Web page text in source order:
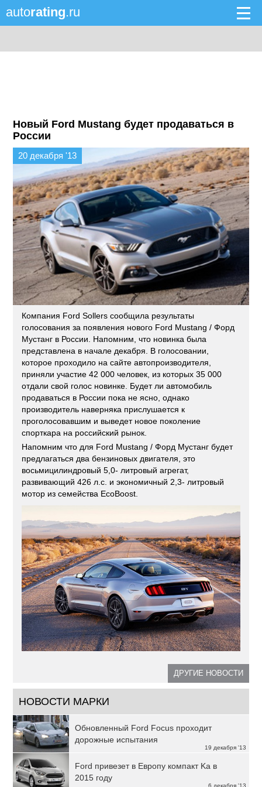
autorating.ru
Новый Ford Mustang будет продаваться в
России
20 декабря '13
Компания Ford Sollers сообщила результаты
голосования за появления нового Ford Mustang / Форд
Мустанг в России. Напомним, что новинка была
представлена в начале декабря. В голосовании,
которое проходило на сайте автопроизводителя,
приняли участие 42 000 человек, из которых 35 000
отдали свой голос новинке. Будет ли автомобиль
продаваться в России пока не ясно, однако
производитель наверняка прислушается к
проголосовавшим и выведет новое поколение
спорткара на российский рынок.
Напомним что для Ford Mustang / Форд Мустанг будет
предлагаться два бензиновых двигателя, это
восьмицилиндровый 5,0- литровый агрегат,
развивающий 426 л.с. и экономичный 2,3- литровый
мотор из семейства EcoBoost.
ДРУГИЕ НОВОСТИ
НОВОСТИ МАРКИ
19 декабря '13
Обновленный Ford Focus проходит
дорожные испытания
6 декабря '13
Ford привезет в Европу компакт Ka в
2015 году